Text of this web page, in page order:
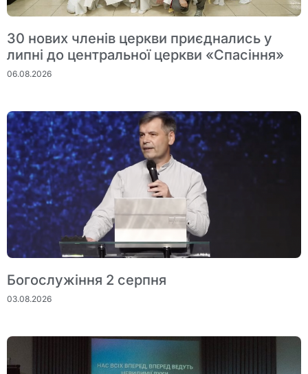
30 нових членів церкви приєднались у
липні до центральної церкви «Спасіння»
06.08.2026
Богослужіння 2 серпня
03.08.2026